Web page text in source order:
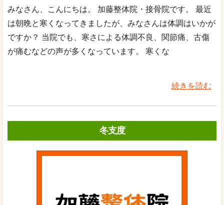
みなさん、こんにちは。 加藤整体院・接骨院です。 最近
は朝晩と寒くなってきましたが、みなさんは体調はいかが
ですか？ 当院でも、寒さによる体調不良、関節痛、古傷
が痛むなどの声が多くなっています。 寒くな
続きを読む
冬支度